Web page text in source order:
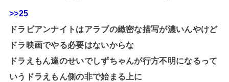
>>25
ドラビアンナイトはアラブの緻密な描写が濃いんやけど
ドラ映画でやる必要はないからな
ドラえもん達のせいでしずちゃんが行方不明になるって
いうドラえもん側の非で始まる上に